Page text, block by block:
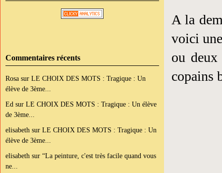
Commentaires récents
Rosa sur LE CHOIX DES MOTS : Tragique : Un
élève de 3ème...
Ed sur LE CHOIX DES MOTS : Tragique : Un élève
de 3ème...
elisabeth sur LE CHOIX DES MOTS : Tragique : Un
élève de 3ème...
elisabeth sur “La peinture, c'est très facile quand vous
ne...
A la
voici
ou deux
copains